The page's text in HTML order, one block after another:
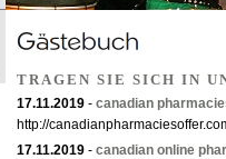
TRAGEN SIE SICH IN
17.11.2019 - canadian
http://
17.11.2019 - canadian online